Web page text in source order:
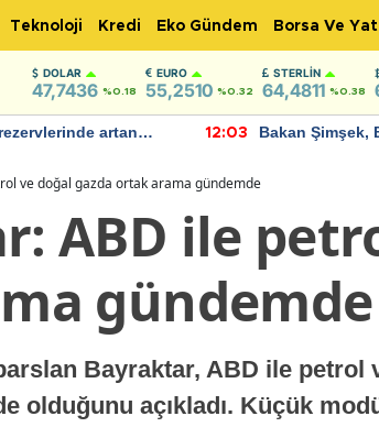
Teknoloji Kredi Eko Gündem Borsa Ve
DOLAR
47,7436 %0.18
EURO
55,2510 %0.32
STERLIN
64,4811 %0.38
artan
12:03
Bakan Şimşek,
ve doğal gazda ortak arama gündemde
ABD ile
gündemde
Bayraktar, ABD ile petrol
olduğunu açıkladı. Küçük